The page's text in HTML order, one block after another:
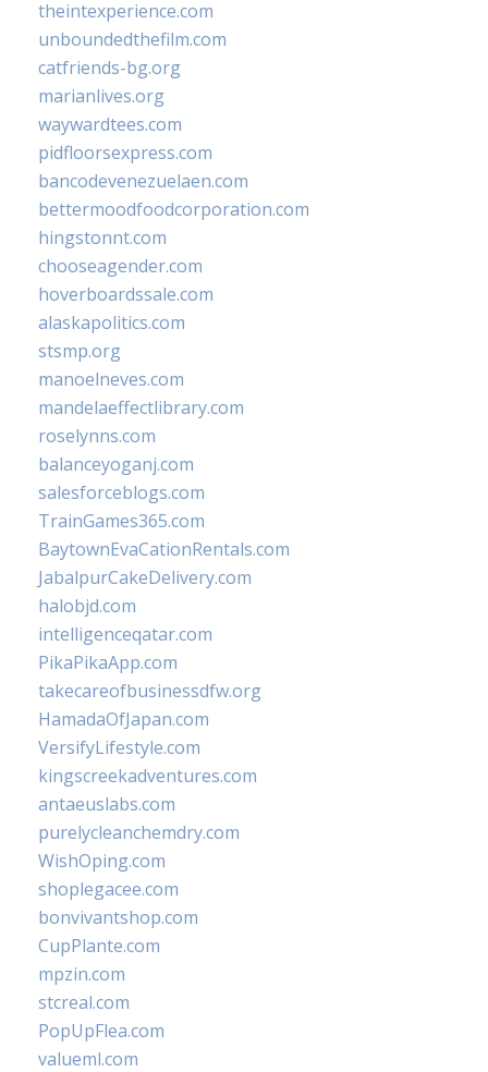
theintexperience.com
unboundedthefilm.com
catfriends-bg.org
marianlives.org
waywardtees.com
pidfloorsexpress.com
bancodevenezuelaen.com
bettermoodfoodcorporation.com
hingstonnt.com
chooseagender.com
hoverboardssale.com
alaskapolitics.com
stsmp.org
manoelneves.com
mandelaeffectlibrary.com
roselynns.com
balanceyoganj.com
salesforceblogs.com
TrainGames365.com
BaytownEvaCationRentals.com
JabalpurCakeDelivery.com
halobjd.com
intelligenceqatar.com
PikaPikaApp.com
takecareofbusinessdfw.org
HamadaOfJapan.com
VersifyLifestyle.com
kingscreekadventures.com
antaeuslabs.com
purelycleanchemdry.com
WishOping.com
shoplegacee.com
bonvivantshop.com
CupPlante.com
mpzin.com
stcreal.com
PopUpFlea.com
valueml.com